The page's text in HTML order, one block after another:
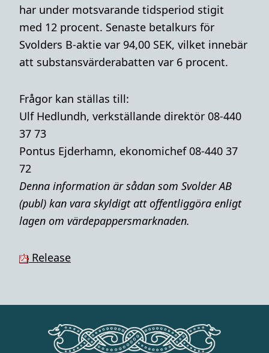
har under motsvarande tidsperiod stigit
med 12 procent. Senaste betalkurs för
Svolders B-aktie var 94,00 SEK, vilket innebär
att substansvärderabatten var 6 procent.
Frågor kan ställas till:
Ulf Hedlundh, verkställande direktör 08-440
37 73
Pontus Ejderhamn, ekonomichef 08-440 37
72
Denna information är sådan som Svolder AB
(publ) kan vara skyldigt att offentliggöra enligt
lagen om värdepappersmarknaden.
Release